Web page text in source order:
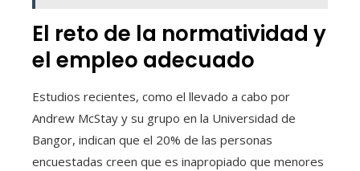
El reto de la normatividad y
el empleo adecuado
Estudios recientes, como el llevado a cabo por
Andrew McStay y su grupo en la Universidad de
Bangor, indican que el 20% de las personas
encuestadas creen que es inapropiado que menores